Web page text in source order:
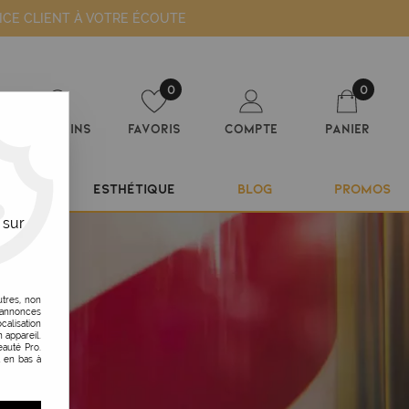
CLIENT À VOTRE ÉCOUTE
Magasins
0
Favoris Compte
0
Panier
ESTHÉTIQUE BLOG PROMOS
sur
non
Pro.
en bas à